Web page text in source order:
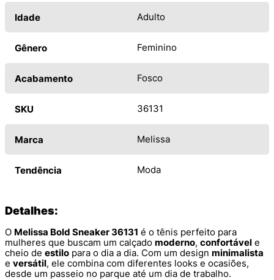
Idade Adulto
Gênero Feminino
Acabamento Fosco
SKU 36131
Marca Melissa
Tendência Moda
Detalhes:
O Melissa Bold Sneaker 36131 é o tênis perfeito para
mulheres que buscam um calçado moderno, confortável e
cheio de estilo para o dia a dia. Com um design minimalista
e versátil, ele combina com diferentes looks e ocasiões,
desde um passeio no parque até um dia de trabalho.